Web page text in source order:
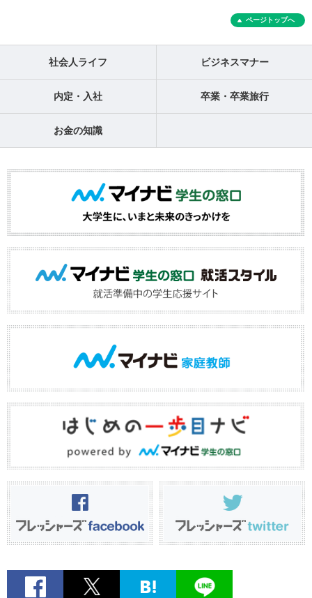
ページトップへ
社会人ライフ ビジネスマナー
内定・入社 卒業・卒業旅行
お金の知識